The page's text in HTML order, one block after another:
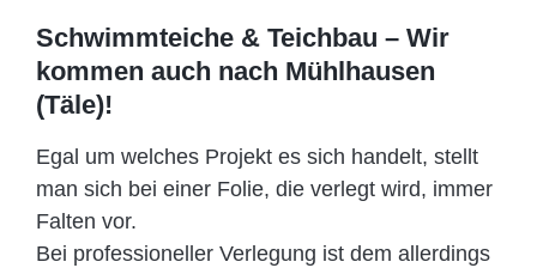
Schwimmteiche & Teichbau – Wir
kommen auch nach Mühlhausen
(Täle)!
Egal um welches Projekt es sich handelt, stellt
man sich bei einer Folie, die verlegt wird, immer
Falten vor.
Bei professioneller Verlegung ist dem allerdings